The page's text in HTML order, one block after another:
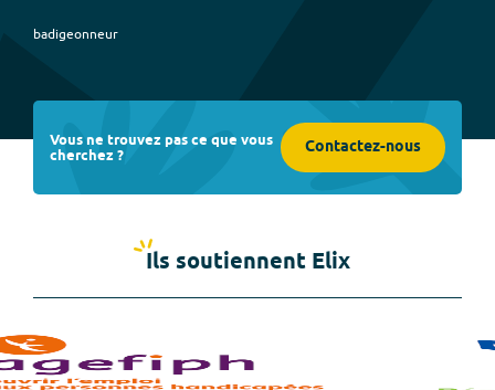
badigeonneur
Vous ne trouvez pas ce que vous
cherchez ? Contactez-nous
Ils soutiennent Elix